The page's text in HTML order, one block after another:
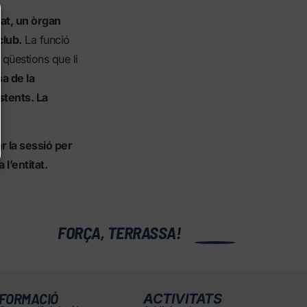
un òrgan
La funció
que li
de la
La
la sessió per
l’entitat.
FORÇA, TERRASSA!
FORMACIÓ ACTIVITATS